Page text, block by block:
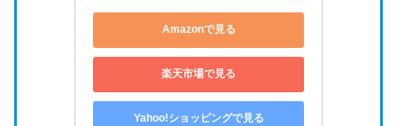
Amazonで見る
楽天市場で見る
Yahoo!ショッピングで見る